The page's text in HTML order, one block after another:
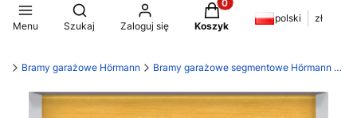
Menu
Otwórz wyszukiwarkę
Szukaj Zaloguj się
Produkty w koszyku: 0.
Koszyk
polski zł
Bramy garażowe Hörmann Bramy garażowe segmentowe Hörmann LPU 42